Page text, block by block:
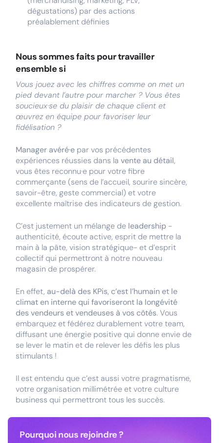
dégustations) par des actions
préalablement définies
Nous sommes faits pour travailler
ensemble si
Vous jouez avec les chiffres comme on met un
pied devant l’autre pour marcher ? Vous êtes
soucieux·se du plaisir de chaque client et
œuvrez en équipe pour favoriser leur
fidélisation ?
Manager avéré·e par vos précédentes
expériences réussies dans la vente au détail,
vous êtes reconnu·e pour votre fibre
commerçante (sens de l’accueil, sourire sincère,
savoir-être, geste commercial) et votre
excellente maîtrise des indicateurs de gestion.
C’est justement un mélange de leadership -
authenticité, écoute active, esprit de mettre la
main à la pâte, vision stratégique- et d’esprit
collectif qui permettront à notre nouveau
magasin de prospérer.
En effet, au-delà des KPis, c’est l’humain et le
climat en interne qui favoriseront la longévité
des vendeurs et vendeuses à vos côtés. Vous
embarquez et fédérez durablement votre team,
diffusant une énergie positive qui donne envie de
se lever le matin et de relever les défis les plus
stimulants !
Il est entendu que c’est aussi votre pragmatisme,
votre organisation millimétrée et votre culture
business qui permettront tous les succès.
Pourquoi nous rejoindre ?